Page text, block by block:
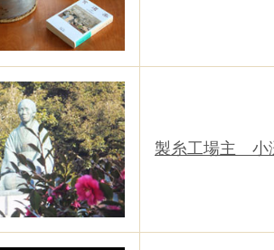
製糸工場主 小